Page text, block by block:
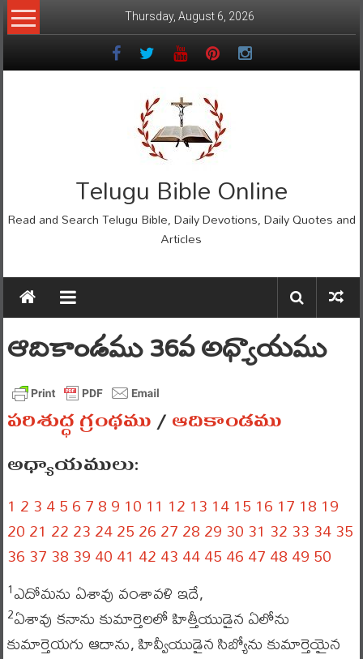
Skip
to
Thursday, August 6, 2026
Telugu Bible Online
Read and Search Telugu Bible, Daily Devotions, Daily Quotes and
Articles
ఆదికాండము 36వ అధ్యాయము
పరిశుద్ధ గ్రంథము/ఆదికాండము
అధ్యాయములు:
1 23456789 10 11 12 13 1415 16 17 18 19
2021 22232425262728293031 32333435
363738394041 424344454647484950
1ఎదోమను ఏశావు వంశావళి ఇదే,
2ఏశావు కనాను కుమార్తెలలో హిత్తీయుడైన ఏలోను
కుమార్తెయగు ఆదాను, హివ్వీయుడైన సిబ్యోను కుమార్తెయైన